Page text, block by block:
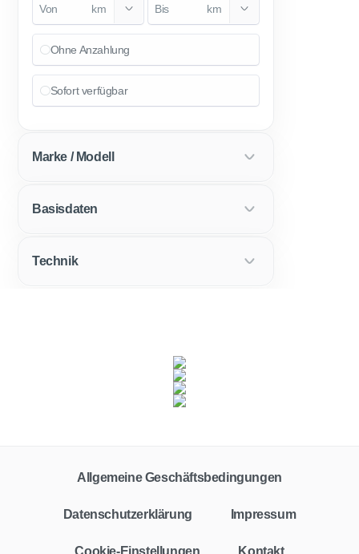
km km
Ohne Anzahlung
Sofort verfügbar
Marke / Modell
Basisdaten
Technik
Vertragstyp
Leasing Finanzierung Barkauf Auto-Abo
Leasingfaktor
Allgemeine Geschäftsbedingungen
Datenschutzerklärung Impressum
Cookie-Einstellungen Kontakt